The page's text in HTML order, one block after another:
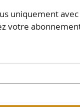
uniquement
votre